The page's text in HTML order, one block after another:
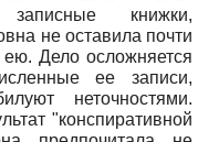
записные книжки,
не оставила почти
Дело осложняется
ее записи,
неточностями.
"конспиративной